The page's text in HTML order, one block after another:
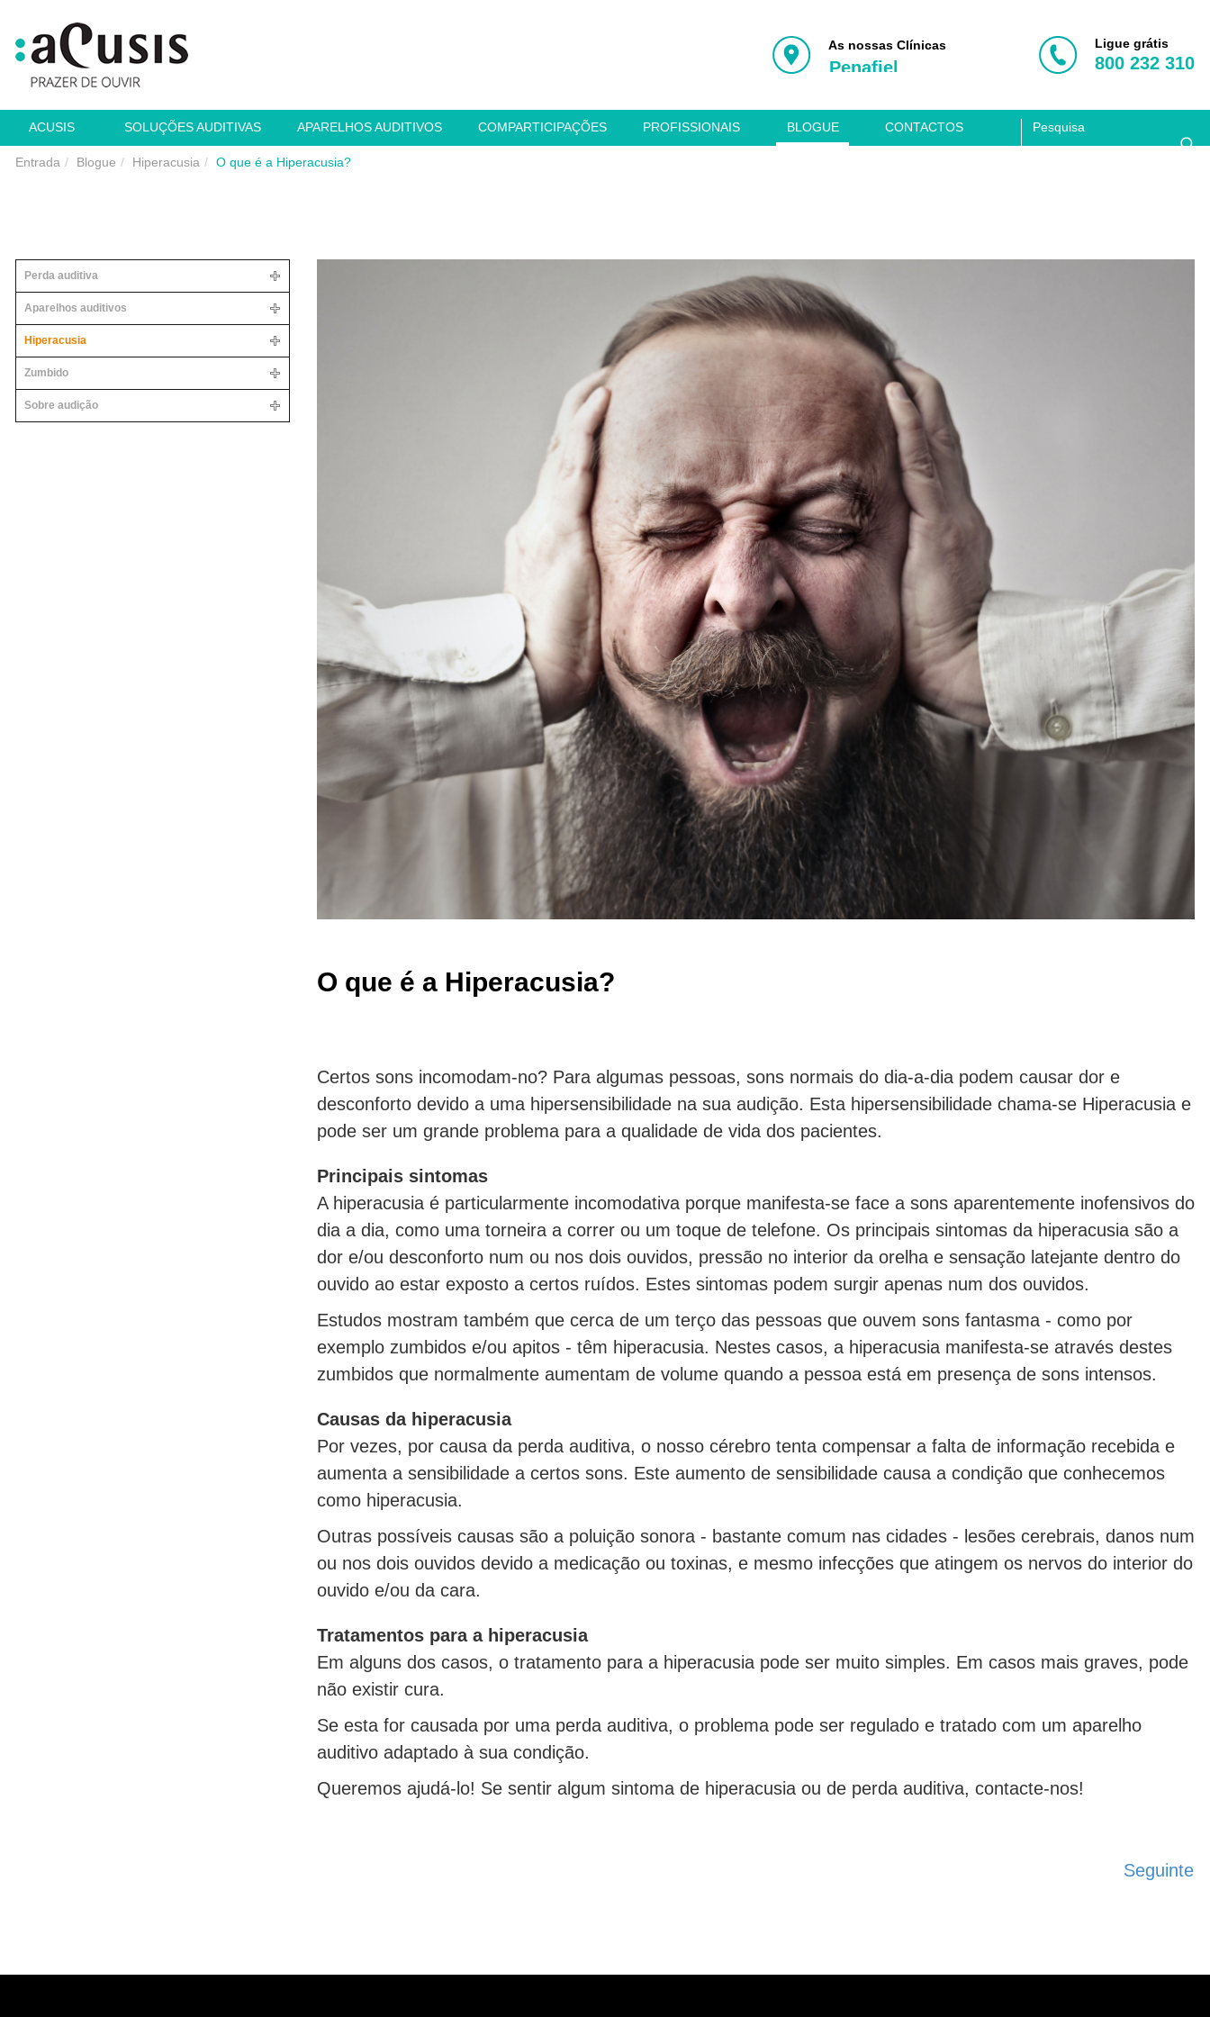
As nossas Clínicas
Vila Nova de Gaia
Penafiel
Coimbra
Lisboa
Ligue grátis
800 232 310
ACUSIS SOLUÇÕES AUDITIVAS APARELHOS AUDITIVOS COMPARTICIPAÇÕES PROFISSIONAIS BLOGUE CONTACTOS
Entrada Blogue Hiperacusia O que é a Hiperacusia?
Perda auditiva
Aparelhos auditivos
Hiperacusia
Zumbido
Sobre audição
O que é a Hiperacusia?
Certos sons incomodam-no? Para algumas pessoas, sons normais do dia-a-dia podem causar dor e
desconforto devido a uma hipersensibilidade na sua audição. Esta hipersensibilidade chama-se Hiperacusia e
pode ser um grande problema para a qualidade de vida dos pacientes.
Principais sintomas
A hiperacusia é particularmente incomodativa porque manifesta-se face a sons aparentemente inofensivos do
dia a dia, como uma torneira a correr ou um toque de telefone. Os principais sintomas da hiperacusia são a
dor e/ou desconforto num ou nos dois ouvidos, pressão no interior da orelha e sensação latejante dentro do
ouvido ao estar exposto a certos ruídos. Estes sintomas podem surgir apenas num dos ouvidos.
Estudos mostram também que cerca de um terço das pessoas que ouvem sons fantasma - como por
exemplo zumbidos e/ou apitos - têm hiperacusia. Nestes casos, a hiperacusia manifesta-se através destes
zumbidos que normalmente aumentam de volume quando a pessoa está em presença de sons intensos.
Causas da hiperacusia
Por vezes, por causa da perda auditiva, o nosso cérebro tenta compensar a falta de informação recebida e
aumenta a sensibilidade a certos sons. Este aumento de sensibilidade causa a condição que conhecemos
como hiperacusia.
Outras possíveis causas são a poluição sonora - bastante comum nas cidades - lesões cerebrais, danos num
ou nos dois ouvidos devido a medicação ou toxinas, e mesmo infecções que atingem os nervos do interior do
ouvido e/ou da cara.
Tratamentos para a hiperacusia
Em alguns dos casos, o tratamento para a hiperacusia pode ser muito simples. Em casos mais graves, pode
não existir cura.
Se esta for causada por uma perda auditiva, o problema pode ser regulado e tratado com um aparelho
auditivo adaptado à sua condição.
Queremos ajudá-lo! Se sentir algum sintoma de hiperacusia ou de perda auditiva, contacte-nos!
Seguinte